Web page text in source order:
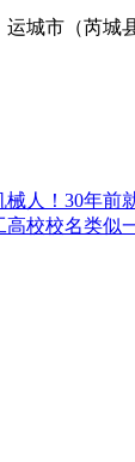
城市（芮城
械人！30年前
高校校名类似